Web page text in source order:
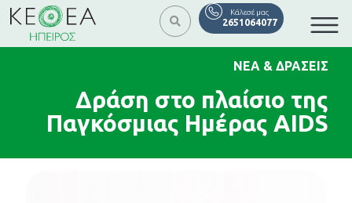
Κάλεσέ μας
2651064077
ΝΈΑ & ΔΡΆΣΕΙΣ
Δράση στο πλαίσιο της
Παγκόσμιας Ημέρας AIDS